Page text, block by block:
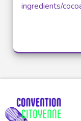
ingredients/